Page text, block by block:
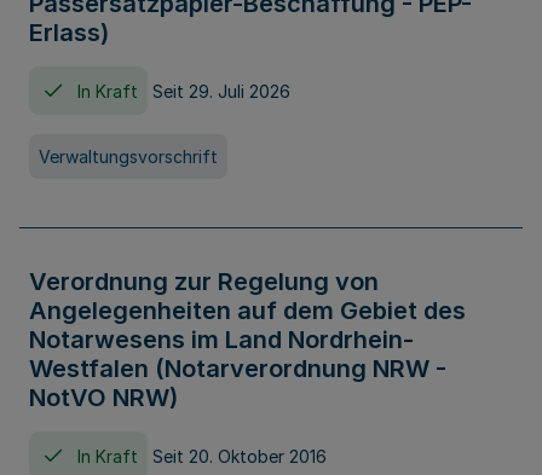
Erlass)
In Kraft Seit 29. Juli 2026
Verwaltungsvorschrift
Verordnung zur Regelung von
Angelegenheiten auf dem Gebiet des
Notarwesens im Land Nordrhein-
Westfalen (Notarverordnung NRW -
NotVO NRW)
In Kraft Seit 20. Oktober 2016